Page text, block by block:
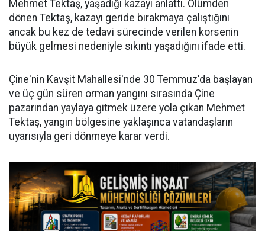
Mehmet Tektaş, yaşadığı kazayı anlattı. Ölümden
dönen Tektaş, kazayı geride bırakmaya çalıştığını
ancak bu kez de tedavi sürecinde verilen korsenin
büyük gelmesi nedeniyle sıkıntı yaşadığını ifade etti.
Çine'nin Kavşit Mahallesi'nde 30 Temmuz'da başlayan
ve üç gün süren orman yangını sırasında Çine
pazarından yaylaya gitmek üzere yola çıkan Mehmet
Tektaş, yangın bölgesine yaklaşınca vatandaşların
uyarısıyla geri dönmeye karar verdi.